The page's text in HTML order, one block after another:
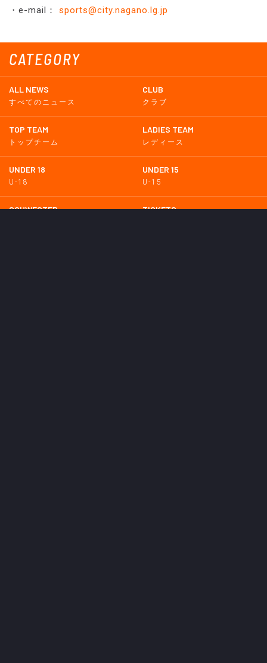
CATEGORY
ALL NEWS
すべてのニュース
CLUB
クラブ
TOP TEAM
トップチーム
LADIES TEAM
レディース
UNDER 18
U-18
UNDER 15
U-15
SCHWESTER TICKETS
・e-mail： sports@city.nagano.lg.jp